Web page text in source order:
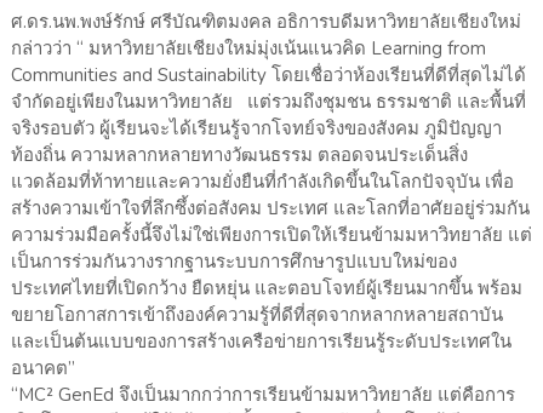
ศ.ดร.นพ.พงษ์รักษ์ ศรีบัณฑิตมงคล อธิการบดีมหาวิทยาลัยเชียงใหม่
กล่าวว่า “ มหาวิทยาลัยเชียงใหม่มุ่งเน้นแนวคิด Learning from
Communities and Sustainability โดยเชื่อว่าห้องเรียนที่ดีที่สุดไม่ได้
จำกัดอยู่เพียงในมหาวิทยาลัย แต่รวมถึงชุมชน ธรรมชาติ และพื้นที่
จริงรอบตัว ผู้เรียนจะได้เรียนรู้จากโจทย์จริงของสังคม ภูมิปัญญา
ท้องถิ่น ความหลากหลายทางวัฒนธรรม ตลอดจนประเด็นสิ่ง
แวดล้อมที่ท้าทายและความยั่งยืนที่กำลังเกิดขึ้นในโลกปัจจุบัน เพื่อ
สร้างความเข้าใจที่ลึกซึ้งต่อสังคม ประเทศ และโลกที่อาศัยอยู่ร่วมกัน
ความร่วมมือครั้งนี้จึงไม่ใช่เพียงการเปิดให้เรียนข้ามมหาวิทยาลัย แต่
เป็นการร่วมกันวางรากฐานระบบการศึกษารูปแบบใหม่ของ
ประเทศไทยที่เปิดกว้าง ยืดหยุ่น และตอบโจทย์ผู้เรียนมากขึ้น พร้อม
ขยายโอกาสการเข้าถึงองค์ความรู้ที่ดีที่สุดจากหลากหลายสถาบัน
และเป็นต้นแบบของการสร้างเครือข่ายการเรียนรู้ระดับประเทศใน
อนาคต”
“MC² GenEd จึงเป็นมากกว่าการเรียนข้ามมหาวิทยาลัย แต่คือการ